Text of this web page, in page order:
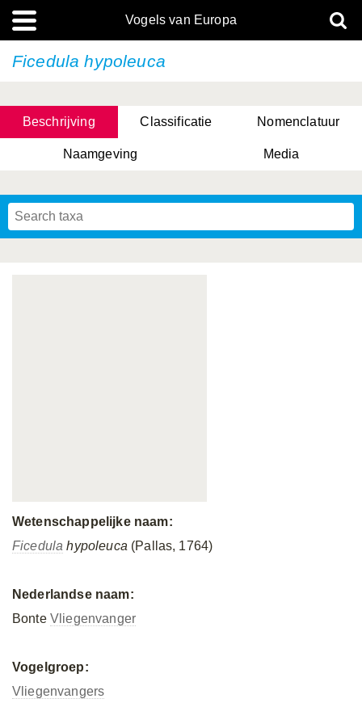
Vogels van Europa
Ficedula hypoleuca
Beschrijving Classificatie Nomenclatuur
Naamgeving Media
Wetenschappelijke naam:
Ficedula hypoleuca (Pallas, 1764)
Nederlandse naam:
Bonte Vliegenvanger
Vogelgroep:
Vliegenvangers